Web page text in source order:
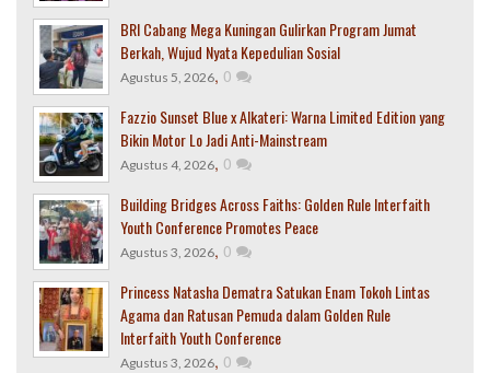
BRI Cabang Mega Kuningan Gulirkan Program Jumat
Berkah, Wujud Nyata Kepedulian Sosial
Agustus 5, 2026, 0
Fazzio Sunset Blue x Alkateri: Warna Limited Edition yang
Bikin Motor Lo Jadi Anti-Mainstream
Agustus 4, 2026, 0
Building Bridges Across Faiths: Golden Rule Interfaith
Youth Conference Promotes Peace
Agustus 3, 2026, 0
Princess Natasha Dematra Satukan Enam Tokoh Lintas
Agama dan Ratusan Pemuda dalam Golden Rule
Interfaith Youth Conference
Agustus 3, 2026, 0